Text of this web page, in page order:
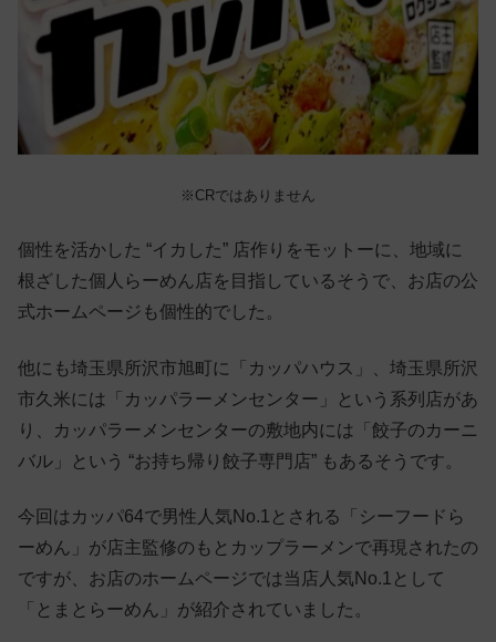
※CRではありません
個性を活かした “イカした” 店作りをモットーに、地域に
根ざした個人らーめん店を目指しているそうで、お店の公
式ホームページも個性的でした。
他にも埼玉県所沢市旭町に「カッパハウス」、埼玉県所沢
市久米には「カッパラーメンセンター」という系列店があ
り、カッパラーメンセンターの敷地内には「餃子のカーニ
バル」という “お持ち帰り餃子専門店” もあるそうです。
今回はカッパ64で男性人気No.1とされる「シーフードら
ーめん」が店主監修のもとカップラーメンで再現されたの
ですが、お店のホームページでは当店人気No.1として
「とまとらーめん」が紹介されていました。